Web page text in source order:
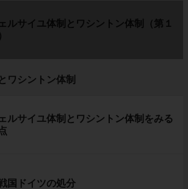
ルサイユ体制とワシントン体制（第１
ワシントン体制
ルサイユ体制とワシントン体制をみる
国ドイツの処分